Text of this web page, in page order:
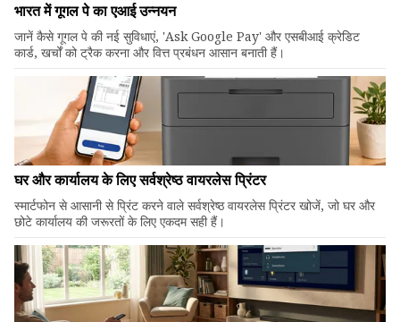
भारत में गूगल पे का एआई उन्नयन
जानें कैसे गूगल पे की नई सुविधाएं, 'Ask Google Pay' और एसबीआई क्रेडिट
कार्ड, खर्चों को ट्रैक करना और वित्त प्रबंधन आसान बनाती हैं।
घर और कार्यालय के लिए सर्वश्रेष्ठ वायरलेस प्रिंटर
स्मार्टफोन से आसानी से प्रिंट करने वाले सर्वश्रेष्ठ वायरलेस प्रिंटर खोजें, जो घर और
छोटे कार्यालय की जरूरतों के लिए एकदम सही हैं।